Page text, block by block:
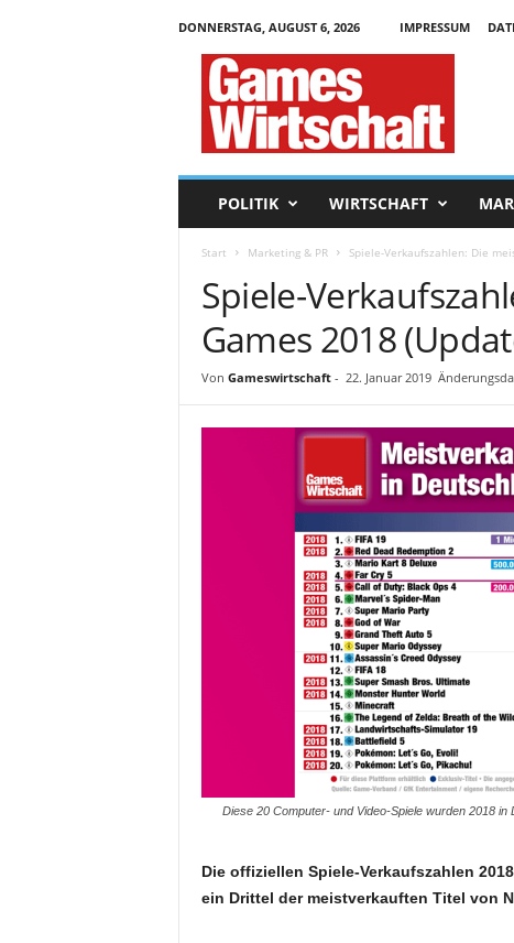
DONNERSTAG, AUGUST 6, 2026 IMPRESSUM
POLITIK WIRTSCHAFT
Start Marketing & PR Spiele-Verkaufszahlen: Die
Spiele-
Games 2018
Von Gameswirtschaft- 22. Januar 2019
Diese 20 Computer- und Video-Spiele wurden 2018
Die offiziellen Spiele-Verkaufszahlen
ein Drittel der meistverkauften Titel von